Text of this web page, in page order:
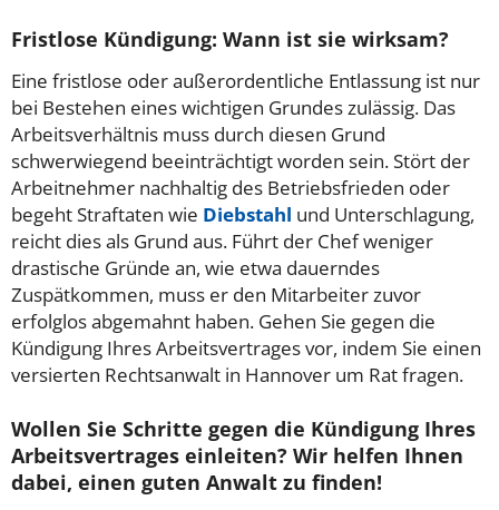
Fristlose Kündigung: Wann ist sie wirksam?
Eine fristlose oder außerordentliche Entlassung ist nur
bei Bestehen eines wichtigen Grundes zulässig. Das
Arbeitsverhältnis muss durch diesen Grund
schwerwiegend beeinträchtigt worden sein. Stört der
Arbeitnehmer nachhaltig des Betriebsfrieden oder
begeht Straftaten wie Diebstahl und Unterschlagung,
reicht dies als Grund aus. Führt der Chef weniger
drastische Gründe an, wie etwa dauerndes
Zuspätkommen, muss er den Mitarbeiter zuvor
erfolglos abgemahnt haben. Gehen Sie gegen die
Kündigung Ihres Arbeitsvertrages vor, indem Sie einen
versierten Rechtsanwalt in Hannover um Rat fragen.
Wollen Sie Schritte gegen die Kündigung Ihres
Arbeitsvertrages einleiten? Wir helfen Ihnen
dabei, einen guten Anwalt zu finden!